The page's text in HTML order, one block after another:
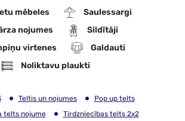
mēbeles
Saulessargi
nojumes
Sildītāji
virtenes
Galdauti
Noliktavu plaukti
Teltis un nojumes
Pop up telts
telts nojume
Tirdzniecības telts 2x2